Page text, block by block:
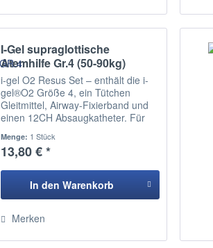
I-Gel supraglottische
Atemhilfe Gr.4 (50-90kg)
i-gel O2 Resus Set – enthält die i-
gel®O2 Größe 4, ein Tütchen
Gleitmittel, Airway-Fixierband und
einen 12CH Absaugkatheter. Für
Menge: 1 Stück
13,80 € *
In den Warenkorb
Merken